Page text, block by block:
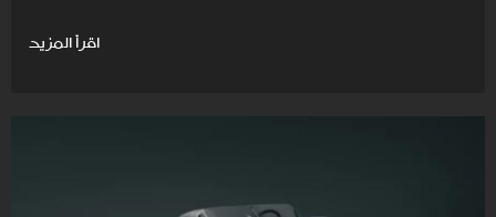
اقرأ المزيد